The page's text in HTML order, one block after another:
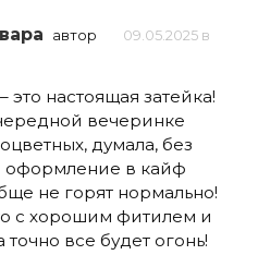
автор
09.05.2025 в
это настоящая затейка!
вечеринке
думала, без
оформление в кайф
не горят нормально!
с хорошим фитилем и
все будет огонь!